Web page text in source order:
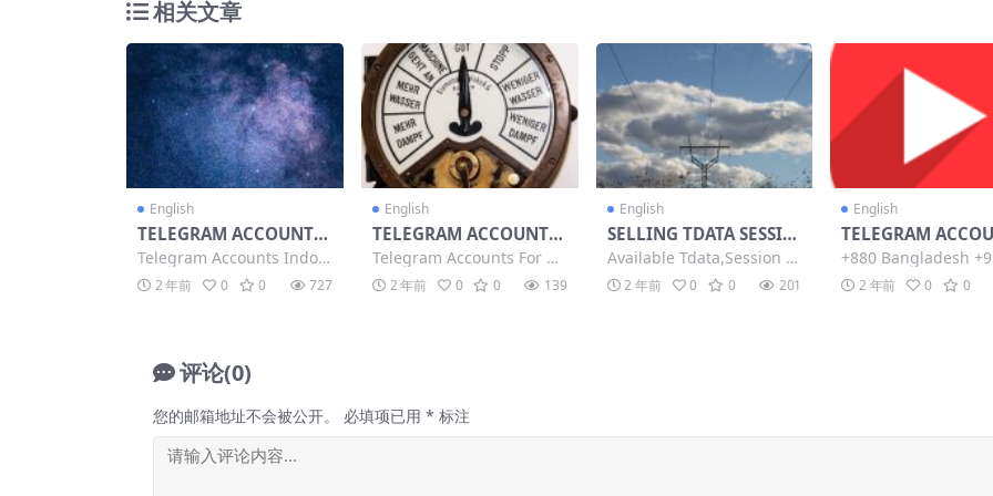
相关文章
English
TELEGRAM ACCOUNTS
TDATA, SESSION+JSON,
OR LOGIN CODE | STAR
T FROM $0.35
Telegram Accounts Indon
esia (+62), USA (...
2 年前 0 0 727
English
TELEGRAM ACCOUNTS
FOR MASS DM | 💯 HIG
H QUALITY | CAN SEND
TOO MANY MESSAGES
Telegram Accounts For M
ass DM 6 Account...
2 年前 0 0 139
English
SELLING TDATA SESSIO
N AVAILABLE 1 MILLIO
N + ACCOUNT
Available Tdata,Session Fr
om 50+ country...
2 年前 0 0 201
English
TELEGRAM
+1 – 0.4$ (TDATA,
ON + JSON)
+880 Bangladesh
a +371 latvia +20...
2 年前 0 0
评论(0)
您的邮箱地址不会被公开。 必填项已用 * 标注